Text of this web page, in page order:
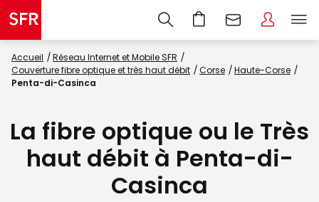
Accueil
Réseau Internet et Mobile SFR
Couverture fibre optique et très haut débit
Corse
Haute-Corse
Penta-di-Casinca
La fibre optique ou le Très
haut débit à Penta-di-
Casinca